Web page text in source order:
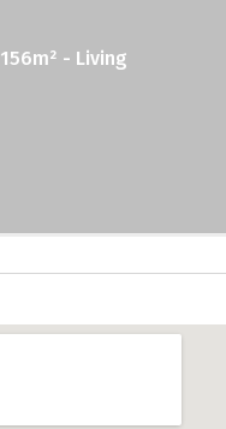
156m² - Living